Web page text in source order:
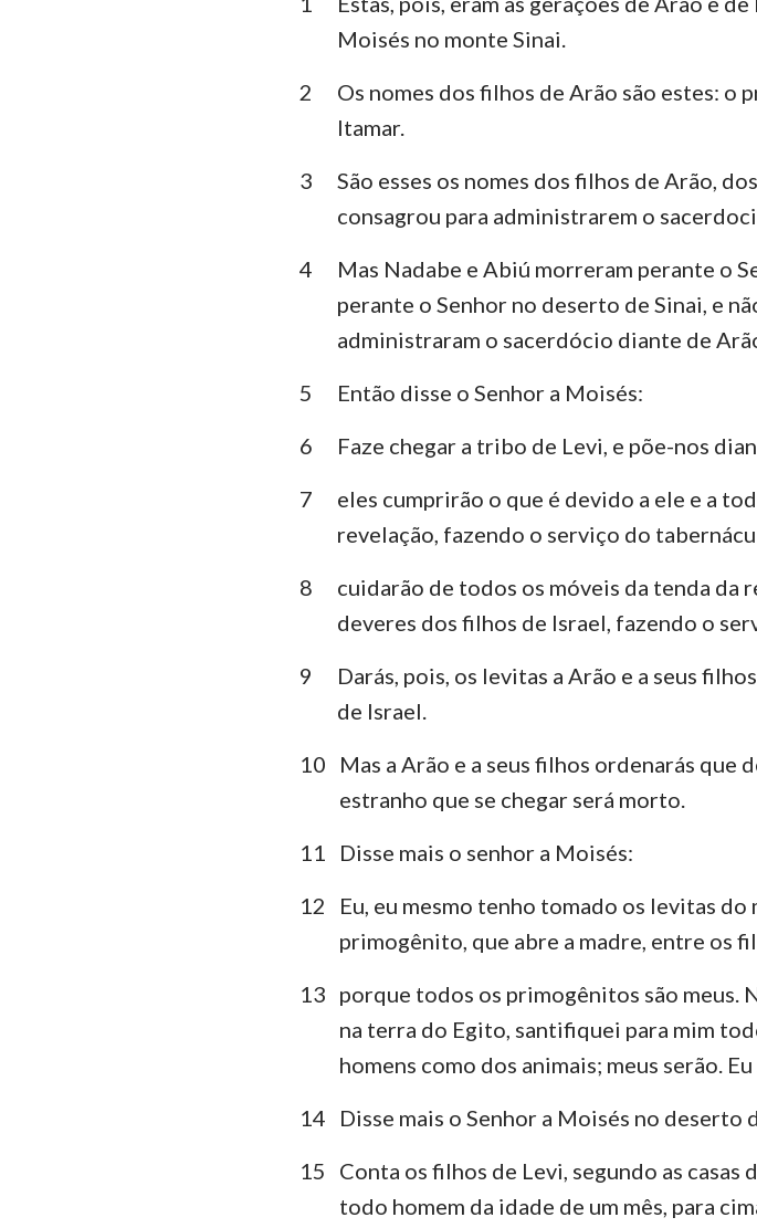
Deuteronômio Josué
Juízes Rute
1 Reis 2 Reis
Neemias
Ester Jó
Salmos Provérbios
Eclesiastes Cânticos
Isaías Jeremias
Lamentações Ezequiel
Daniel Oséias
Joel Amós
Obadias Jonas
Habacuque Sofonias
Moisés no monte Sinai.
2
Os nomes dos filhos de Arão são estes: o
Itamar.
3
São esses os nomes dos filhos de Arão,
consagrou para administrarem o
4
Mas Nadabe e Abiú morreram perante o
perante o Senhor no deserto de Sinai, e
administraram o sacerdócio diante de
5
Então disse o Senhor a Moisés:
6
Faze chegar a tribo de Levi, e põe-nos
7
eles cumprirão o que é devido a ele e a
revelação, fazendo o serviço do
8
cuidarão de todos os móveis da tenda da
deveres dos filhos de Israel, fazendo o
9
Darás, pois, os levitas a Arão e a seus
de Israel.
10
Mas a Arão e a seus filhos ordenarás que
estranho que se chegar será morto.
11
Disse mais o senhor a Moisés:
12
Eu, eu mesmo tenho tomado os levitas
primogênito, que abre a madre, entre os
13 porque todos os primogênitos são meus.
na terra do Egito, santifiquei para mim
homens como dos animais; meus serão.
14
Disse mais o Senhor a Moisés no deserto
15
Conta os filhos de Levi, segundo as casas
todo homem da idade de um mês, para